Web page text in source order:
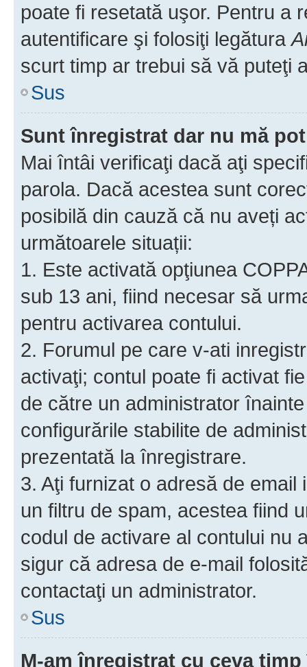
poate fi resetată uşor. Pentru a
autentificare şi folosiţi legătura
scurt timp ar trebui să vă puteţi
Sus
Sunt înregistrat dar nu mă
Mai întâi verificaţi dacă aţi
parola. Dacă acestea sunt
posibilă din cauză că nu aveți
următoarele situații:
1. Este activată opţiunea
sub 13 ani, fiind necesar să
pentru activarea contului.
2. Forumul pe care v-ati
activaţi; contul poate fi activat
de către un administrator
configurările stabilite de
prezentată la înregistrare.
3. Aţi furnizat o adresă de
un filtru de spam, acestea fiind
codul de activare al contului nu
sigur că adresa de e-mail
contactaţi un administrator.
Sus
M-am înregistrat cu ceva